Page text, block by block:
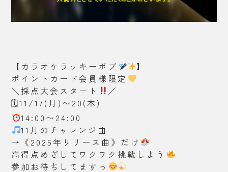
【カラオケラッキーボブ
】
ポイントカード会員様限定
＼採点大会スタート
／
🗓11/17(月)〜20(木)
14:00〜24:00
11月のチャレンジ曲
→《2025年リリース曲》だけ
高得点めざしてワクワク挑戦しよう
参加お待ちしてますっ